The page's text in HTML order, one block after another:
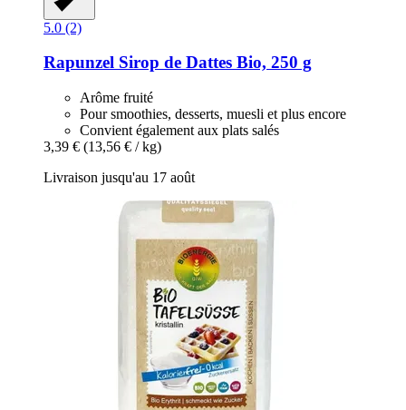
5.0 (2)
Rapunzel Sirop de Dattes Bio, 250 g
Arôme fruité
Pour smoothies, desserts, muesli et plus encore
Convient également aux plats salés
3,39 € (13,56 € / kg)
Livraison jusqu'au 17 août